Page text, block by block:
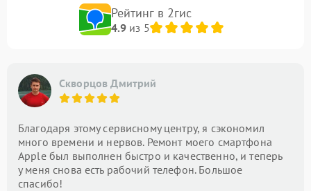
Рейтинг в 2гис
4.9из 5
Скворцов Дмитрий
Благодаря этому сервисному центру, я сэкономил
много времени и нервов. Ремонт моего смартфона
Apple был выполнен быстро и качественно, и теперь
у меня снова есть рабочий телефон. Большое
спасибо!